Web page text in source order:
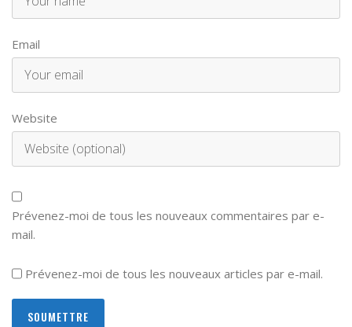
Email
Website
Prévenez-moi de tous les nouveaux commentaires par e-
mail.
Prévenez-moi de tous les nouveaux articles par e-mail.